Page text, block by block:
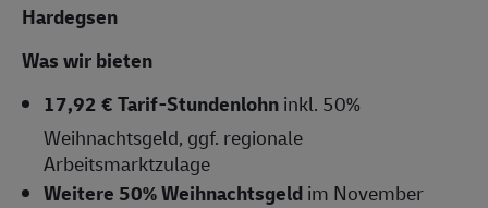
Hardegsen
Was wir bieten
17,92 € Tarif-Stundenlohninkl. 50%
Weihnachtsgeld, ggf. regionale
Arbeitsmarktzulage
Weitere 50% Weihnachtsgeldim November